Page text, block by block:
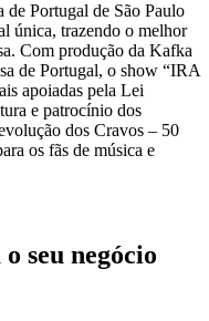
de Portugal de São Paulo
única, trazendo o melhor
Com produção da Kafka
de Portugal, o show “IRA
apoiadas pela Lei
e patrocínio dos
dos Cravos – 50
os fãs de música e
seu negócio